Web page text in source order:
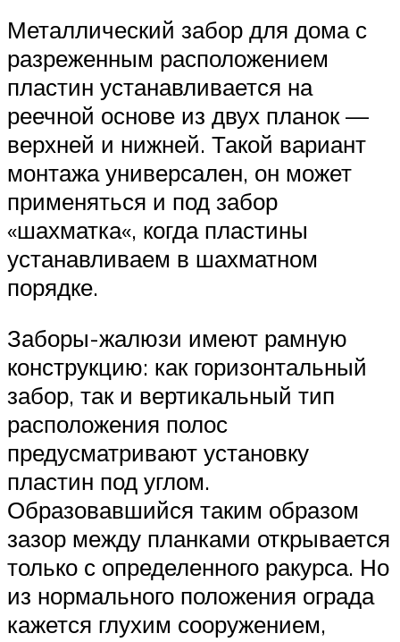
Металлический забор для дома с
разреженным расположением
пластин устанавливается на
реечной основе из двух планок —
верхней и нижней. Такой вариант
монтажа универсален, он может
применяться и под забор
«шахматка«, когда пластины
устанавливаем в шахматном
порядке.
Заборы-жалюзи имеют рамную
конструкцию: как горизонтальный
забор, так и вертикальный тип
расположения полос
предусматривают установку
пластин под углом.
Образовавшийся таким образом
зазор между планками открывается
только с определенного ракурса. Но
из нормального положения ограда
кажется глухим сооружением,